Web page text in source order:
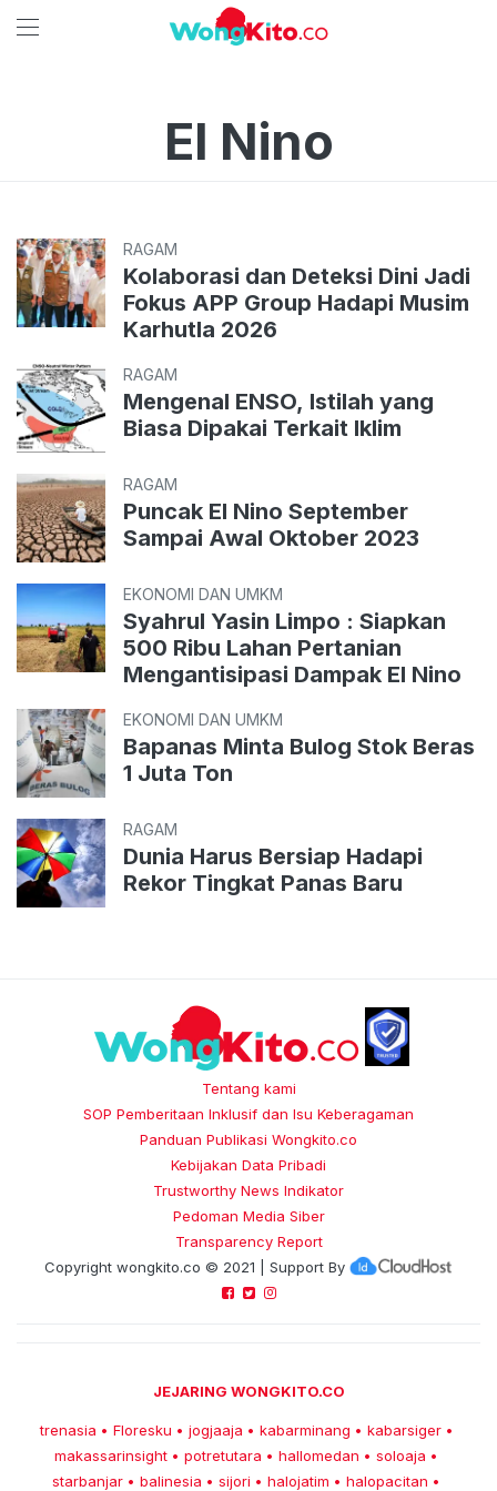
El Nino
RAGAM
Kolaborasi dan Deteksi Dini Jadi
Fokus APP Group Hadapi Musim
Karhutla 2026
RAGAM
Mengenal ENSO, Istilah yang
Biasa Dipakai Terkait Iklim
RAGAM
Puncak El Nino September
Sampai Awal Oktober 2023
EKONOMI DAN UMKM
Syahrul Yasin Limpo : Siapkan
500 Ribu Lahan Pertanian
Mengantisipasi Dampak El Nino
EKONOMI DAN UMKM
Bapanas Minta Bulog Stok Beras
1 Juta Ton
RAGAM
Dunia Harus Bersiap Hadapi
Rekor Tingkat Panas Baru
Tentang kami
SOP Pemberitaan Inklusif dan Isu Keberagaman
Panduan Publikasi Wongkito.co
Kebijakan Data Pribadi
Trustworthy News Indikator
Pedoman Media Siber
Transparency Report
Copyright wongkito.co © 2021 | Support By
JEJARING WONGKITO.CO
trenasia • Floresku • jogjaaja • kabarminang • kabarsiger •
makassarinsight • potretutara • hallomedan • soloaja •
starbanjar • balinesia • sijori • halojatim • halopacitan •